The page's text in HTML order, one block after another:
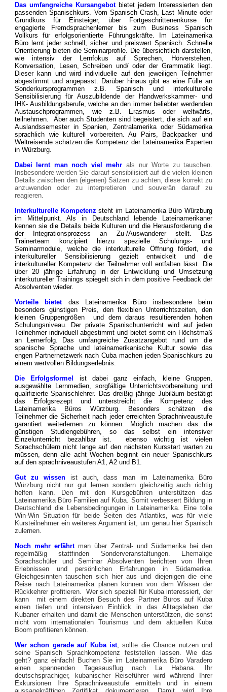
Das umfangreiche Kursangebotbietet jedem Interessierten den
passenden Spanischkurs. Vom Spanisch Crash, Last Minute oder
Grundkurs für Einsteiger, über Fortgeschrittenenkurse für
engagierte Fremdsprachenlerner bis zum Business Spanisch
Vollkurs für erfolgsorientierte Führungskräfte. Im Lateinamerika
Büro lernt jeder schnell, sicher und preiswert Spanisch. Schnelle
Orientierung bieten die Seminarprofile. Die übersichtlich darstellen,
wie intensiv der Lernfokus auf Sprechen, Hörverstehen,
Konversation, Lesen, Schreiben und/ oder der Grammatik liegt.
Dieser kann und wird individuelle auf den jeweiligen Teilnehmer
abgestimmt und angepasst. Darüber hinaus gibt es eine Fülle an
Sonderkursprogrammen z.B. Spanisch und interkulturelle
Sensibilisierung für Auszubildende der Handwerkskammer- und
IHK- Ausbildungsberufe, welche an den immer beliebter werdenden
Austauschprogrammen, wie z.B. Erasmus oder weltwärts,
teilnehmen. Aber auch Studenten sind begeistert, die sich auf ein
Auslandssemester in Spanien, Zentralamerika oder Südamerika
sprachlich wie kulturell vorbereiten. Au Pairs, Backpacker und
Weltreisende schätzen die Kompetenz der Lateinamerika Experten
in Würzburg.
Dabei lernt man noch viel mehr als nur Worte zu tauschen.
Insbesondere werden Sie darauf sensibilisiert auf die vielen kleinen
Details zwischen den (eigenen) Sätzen zu achten, diese korrekt zu
anzuwenden oder zu interpretieren und souverän darauf zu
reagieren.
Interkulturelle Kompetenz steht im Lateinamerika Büro Würzburg
im Mittelpunkt. Als in Deutschland lebende Lateinamerikaner
kennen sie die Details beide Kulturen und die Herausforderung die
der Integrationsprozess an Zu-/Auswanderer stellt. Das
Trainerteam konzipiert hierzu spezielle Schulungs- und
Seminarmodule, welche die interkulturelle Öffnung fördert, die
interkultureller Sensibilisierung gezielt entwickelt und die
interkultureller Kompetenz der Teilnehmer voll entfalten lässt. Die
über 20 jährige Erfahrung in der Entwicklung und Umsetzung
interkutureller Trainings spiegelt sich in dem positive Feedback der
Absolventen wieder.
Vorteile bietetdas Lateinamerika Büro insbesondere beim
besonders günstigen Preis, denflexiblen Unterrichtszeiten,den
kleinen Gruppengrößen und dem daraus resultierenden hohen
Schulungsniveau. Der private Spanischunterricht wird auf jeden
Teilnehmer individuell abgestimmt und bietet somit ein Höchstmaß
an Lernerfolg. Das umfangreiche Zusatzangebot rund um die
spanische Sprache und lateinamerikanische Kultur sowie das
engen Partnernetzwerk nach Cuba machen jeden Spanischkurs zu
einem wertvollen Bildungserlebnis.
Die Erfolgsformel ist dabei ganz einfach, kleine Gruppen,
ausgewählte Lernmedien, sorgfältige Unterrichtsvorbereitung und
qualifizierte Spanischlehrer. Das dreißig jährige Jubiläum bestätigt
das Erfolgsrezept und unterstreicht die Kompetenz des
Lateinamerika Büros Würzburg. Besonders schätzen die
Teilnehmer die Sicherheit nach jeder erreichten Sprachniveaustufe
garantiert weiterlernen zu können. Möglich machen das die
günstigen Studiengebühren, so das selbst ein intensiver
Einzelunterricht bezahlbar ist. ebenso wichtig ist vielen
Sprachschülern nicht lange auf den nächsten Kursstart warten zu
müssen, denn alle acht Wochen beginnt ein neuer Spanischkurs
auf den sprachniveaustufen A1, A2 und B1.
Gut zu wissen ist auch, dass man im Lateinamerika Büro
Würzburg nicht nur gut lernen sondern gleichzeitig auch richtig
helfen kann. Den mit den Kursgebühren unterstützen das
Lateinamerika Büro Familien auf Kuba. Somit verbessert Bildung in
Deutschland die Lebensbedingungen in Lateinamerika. Eine tolle
Win-Win Situation für beide Seiten des Atlantiks, was für viele
Kursteilnehmer ein weiteres Argument ist, um genau hier Spanisch
zulernen.
Noch mehr erfährt man über Zentral- und Südamerika bei den
regelmäßig stattfinden Sonderveranstaltungen. Ehemalige
Sprachschüler und Seminar Absolventen berichten von Ihren
Erlebnissen und persönlichen Erfahrungen in Südamerika.
Gleichgesinnten tauschen sich hier aus und diejenigen die eine
Reise nach Lateinamerika planen können von dem Wissen der
Rückkehrer profitieren. Wer sich speziell für Kuba interessiert, der
kann mit einem direkten Besuch des Partner Büros auf Kuba
einen tiefen und intensiven Einblick in das Alltagsleben der
Kubaner erhalten und damit die Menschen unterstützen, die sonst
nicht vom internationalen Tourismus und dem aktuellen Kuba
Boom profitieren können.
Wer schon gerade auf Kuba ist, sollte die Chance nutzen und
seine Spanisch Sprachkompetenz feststellen lassen. Wie das
geht? ganz einfach! Buchen Sie im Lateinamerika Büro Varadero
einen spannenden Tagesausflug nach La Habana. Ihr
deutschsprachiger, kubanischer Reiseführer wird während Ihrer
Exkursionen Ihre Sprachniveaustufe ermitteln und in einem